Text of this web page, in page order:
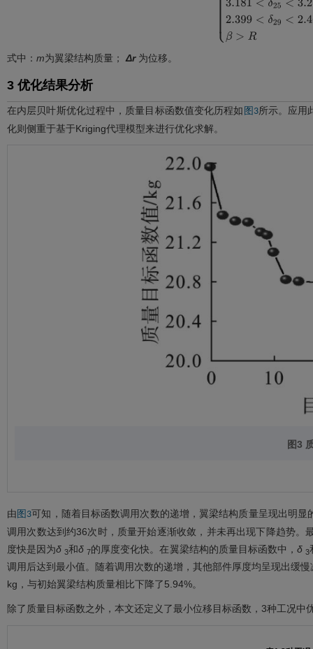
式中： m为翼梁结构质量；Δr为位移。
3 优化结果分析
在内层贝叶斯优化过程中，质量目标函数值变化历程如 图3所示。应用
化则侧重于基于Kriging代理模型来进行优化求解。
图3
由 图3可知，随着目标函数调用次数的递增，翼梁结构质量呈现出明
调用次数达到约36次时，质量开始逐渐收敛，并未再出现下降趋势
度快是因为δ 3和δ 7的厚度变化快。在翼梁结构的质量目标函数中， δ 3
调用后达到最小值。随着调用次数的递增，其他部件厚度均呈现出缓
kg，与初始翼梁结构质量相比下降了5.94%。
除了质量目标函数之外，本文还定义了最小位移目标函数，3种工况中